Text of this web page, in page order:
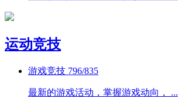
运动竞技
游戏竞技 796/835
最新的游戏活动，掌握游戏动向， ...